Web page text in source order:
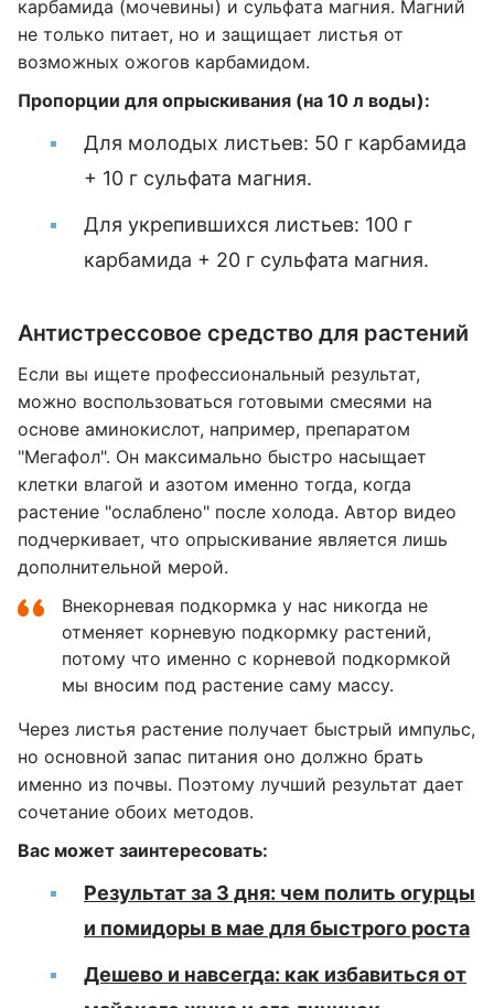
карбамида (мочевины) и сульфата магния. Магний
не только питает, но и защищает листья от
возможных ожогов карбамидом.
Пропорции для опрыскивания (на 10 л воды):
Для молодых листьев: 50 г карбамида
+ 10 г сульфата магния.
Для укрепившихся листьев: 100 г
карбамида + 20 г сульфата магния.
Антистрессовое средство для растений
Если вы ищете профессиональный результат,
можно воспользоваться готовыми смесями на
основе аминокислот, например, препаратом
"Мегафол". Он максимально быстро насыщает
клетки влагой и азотом именно тогда, когда
растение "ослаблено" после холода. Автор видео
подчеркивает, что опрыскивание является лишь
дополнительной мерой.
Внекорневая подкормка у нас никогда не
отменяет корневую подкормку растений,
потому что именно с корневой подкормкой
мы вносим под растение саму массу.
Через листья растение получает быстрый импульс,
но основной запас питания оно должно брать
именно из почвы. Поэтому лучший результат дает
сочетание обоих методов.
Вас может заинтересовать:
Результат за 3 дня: чем полить огурцы
и помидоры в мае для быстрого роста
Дешево и навсегда: как избавиться от